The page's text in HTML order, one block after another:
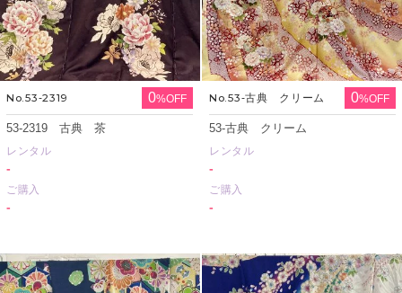
No.53‐2319 0%OFF
53‐2319 古典 茶
レンタル
-
ご購入
-
No.53‐古典 クリーム 0%OFF
53‐古典 クリーム
レンタル
-
ご購入
-